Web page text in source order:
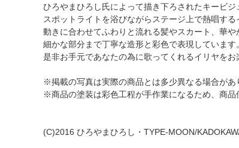
ひろやまひろし氏によって描き下ろされたキービ
スポットライトを浴びながらステージ上で熱唱する
動きに合わせてふわりと流れる髪やスカート、華
細かな部分まで丁寧な造形と彩色で表現しています。
是非お手元であなたの為に歌ってくれるイリヤをお
※掲載の写真は実際の商品とは多少異なる場合があ
※商品の塗装は彩色工程が手作業になるため、商品
(C)2016 ひろやまひろし・TYPE-MOON/